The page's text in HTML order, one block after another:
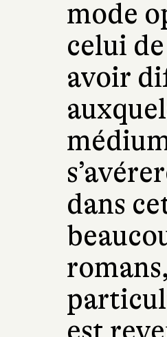
mode
celui
avoir
dans